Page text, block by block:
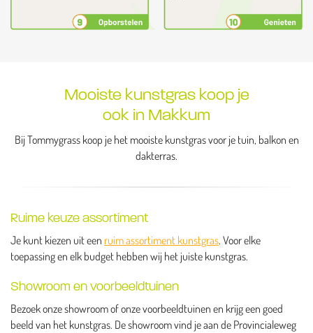
Mooiste kunstgras koop je
ook in Makkum
Bij Tommygrass koop je het mooiste kunstgras voor je tuin, balkon en
dakterras.
Ruime keuze assortiment
Je kunt kiezen uit een ruim assortiment kunstgras. Voor elke
toepassing en elk budget hebben wij het juiste kunstgras.
Showroom en voorbeeldtuinen
Bezoek onze showroom of onze voorbeeldtuinen en krijg een goed
beeld van het kunstgras. De showroom vind je aan de Provincialeweg